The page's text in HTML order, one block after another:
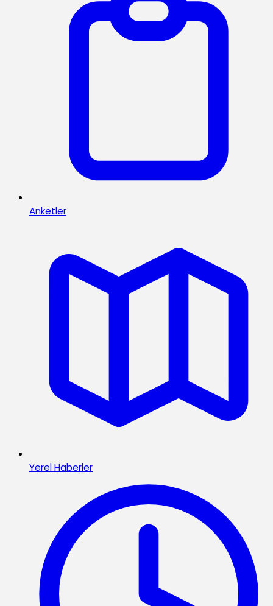
Anketler
Yerel Haberler